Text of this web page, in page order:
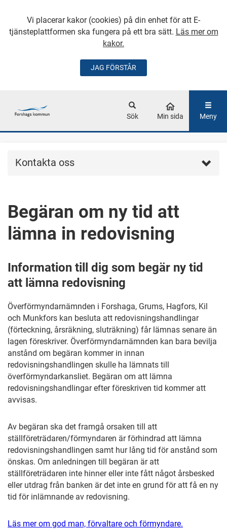
Vi placerar kakor (cookies) på din enhet för att E-
tjänsteplattformen ska fungera på ett bra sätt. Läs mer om
kakor.
JAG FÖRSTÅR
GÅ DIREKT TILL
Sök Min sida Meny
Kontakta oss
Begäran om ny tid att
lämna in redovisning
Information till dig som begär ny tid
att lämna redovisning
Överförmyndarnämnden i Forshaga, Grums, Hagfors, Kil
och Munkfors kan besluta att redovisningshandlingar
(förteckning, årsräkning, sluträkning) får lämnas senare än
lagen föreskriver. Överförmyndarnämnden kan bara bevilja
anstånd om begäran kommer in innan
redovisningshandlingen skulle ha lämnats till
överförmyndarkansliet. Begäran om att lämna
redovisningshandlingar efter föreskriven tid kommer att
avvisas.
Av begäran ska det framgå orsaken till att
ställföreträdaren/förmyndaren är förhindrad att lämna
redovisningshandlingen samt hur lång tid för anstånd som
önskas. Om anledningen till begäran är att
ställföreträdaren inte hinner eller inte fått något årsbesked
eller utdrag från banken är det inte en grund för att få en ny
tid för inlämnande av redovisning.
Läs mer om god man, förvaltare och förmyndare.